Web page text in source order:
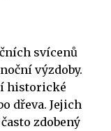
svícenů
výzdoby.
historické
dřeva. Jejich
zdobený